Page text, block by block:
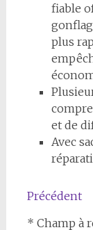
fiable
plus
et de
Avec
Précédent
* Champ à